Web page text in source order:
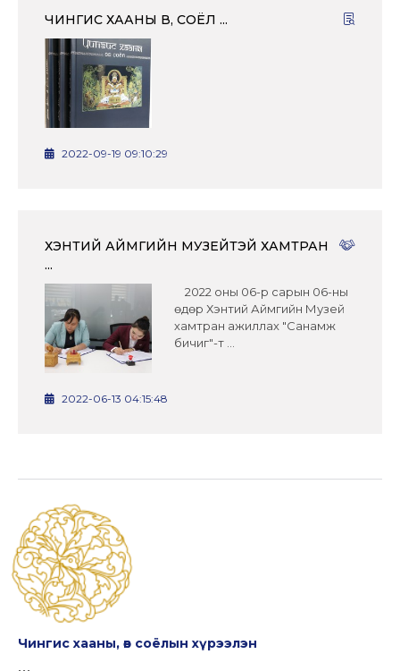
ЧИНГИС ХААНЫ ӨВ, СОЁЛ ...
2022-09-19 09:10:29
ХЭНТИЙ АЙМГИЙН МУЗЕЙТЭЙ ХАМТРАН
...
2022 оны 06-р сарын 06-ны
өдөр Хэнтий Аймгийн Музей
хамтран ажиллах "Санамж
бичиг"-т ...
2022-06-13 04:15:48
Чингис хааны, өв соёлын хүрээлэн